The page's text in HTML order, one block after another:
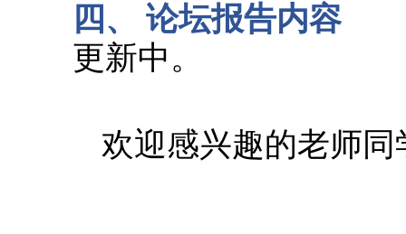
四、 论坛报告内容
更新中。
欢迎感兴趣的老师